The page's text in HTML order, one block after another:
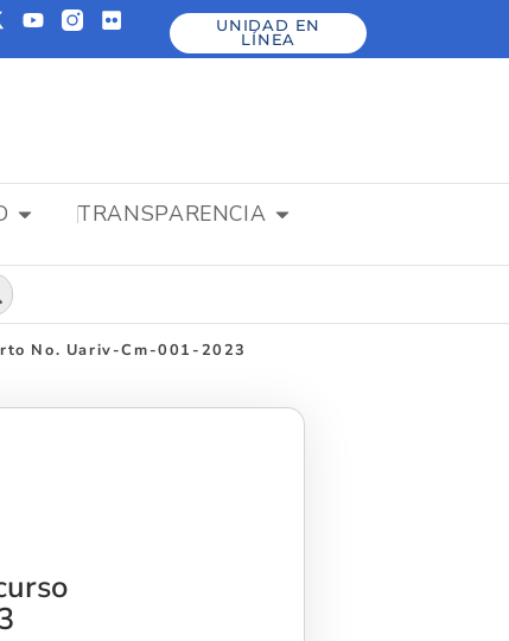
UNIDAD EN
LÍNEA
TRANSPARENCIA
de búsqueda
No. Uariv-Cm-001-2023